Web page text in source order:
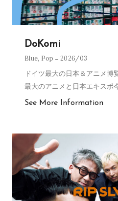
DoKomi
Blue, Pop 2026/03
ドイツ最大の日本＆アニメ博
最大のアニメと日本エキスポ
See More Information